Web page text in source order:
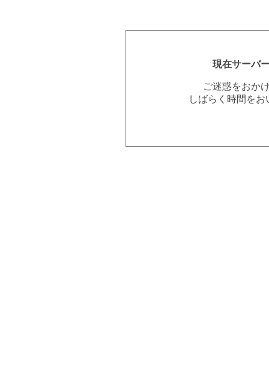
現在サーバ
ご迷惑をおか
しばらく時間を